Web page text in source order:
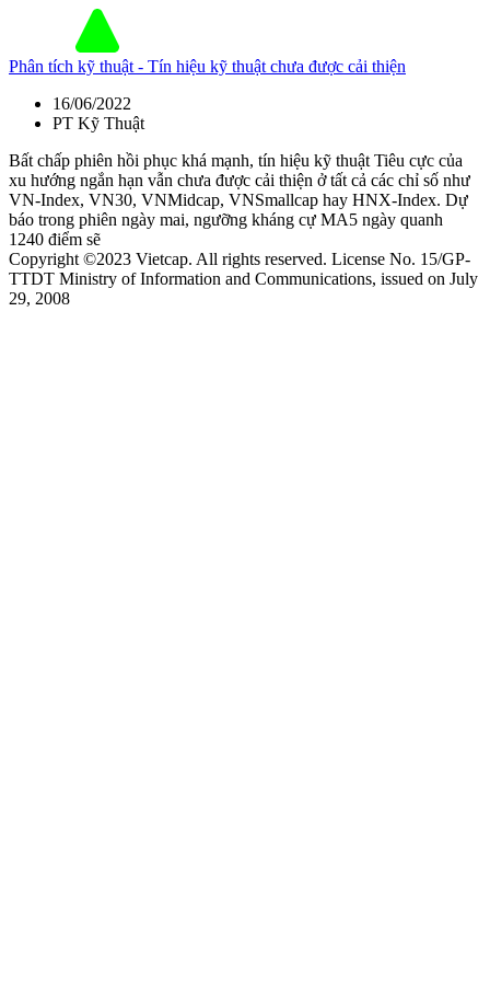
Phân tích kỹ thuật - Tín hiệu kỹ thuật chưa được cải thiện
16/06/2022
PT Kỹ Thuật
Bất chấp phiên hồi phục khá mạnh, tín hiệu kỹ thuật Tiêu cực của
xu hướng ngắn hạn vẫn chưa được cải thiện ở tất cả các chỉ số như
VN-Index, VN30, VNMidcap, VNSmallcap hay HNX-Index. Dự
báo trong phiên ngày mai, ngưỡng kháng cự MA5 ngày quanh
1240 điểm sẽ
Copyright ©2023 Vietcap. All rights reserved. License No. 15/GP-
TTDT Ministry of Information and Communications, issued on July
29, 2008